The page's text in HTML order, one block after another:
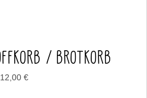
/ BROTKORB
12,00 €